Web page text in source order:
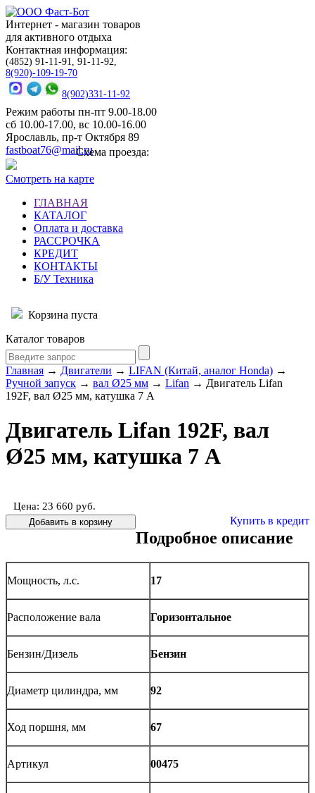
Интернет - магазин товаров
для активного отдыха
Контактная информация:
(4852) 91-11-91, 91-11-92,
8(920)-109-19-70
8(902)331-11-92
Режим работы пн-пт 9.00-18.00
сб 10.00-17.00, вс 10.00-16.00
Ярославль, пр-т Октября 89
fastboat76@mail.ruСхема проезда:
Смотреть на карте
ГЛАВНАЯ
КАТАЛОГ
Оплата и доставка
РАССРОЧКА
КРЕДИТ
КОНТАКТЫ
Б/У Техника
Корзина пуста
Каталог товаров
Главная → Двигатели → LIFAN (Китай, аналог Honda) →
Ручной запуск → вал Ø25 мм → Lifan → Двигатель Lifan
192F, вал Ø25 мм, катушка 7 А
Двигатель Lifan 192F, вал
Ø25 мм, катушка 7 А
Цена: 23 660 руб.
Купить в кредит
Подробное описание
Мощность, л.с. 17
Расположение вала Горизонтальное
Бензин/Дизель Бензин
Диаметр цилиндра, мм 92
Ход поршня, мм 67
Артикул 00475